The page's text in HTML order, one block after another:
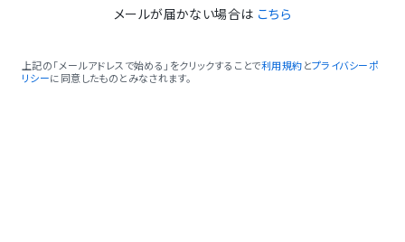
メールが届かない場合は こちら
上記の「メールアドレスで始める」をクリックすることで利用規約 とプライバシーポ
リシーに同意したものとみなされます。